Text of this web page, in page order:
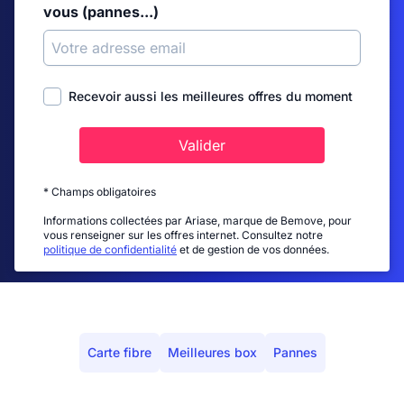
vous (pannes...)
Recevoir aussi les meilleures offres du moment
Valider
* Champs obligatoires
Informations collectées par Ariase, marque de Bemove, pour
vous renseigner sur les offres internet. Consultez notre
politique de confidentialité et de gestion de vos données.
Carte fibre Meilleures box Pannes